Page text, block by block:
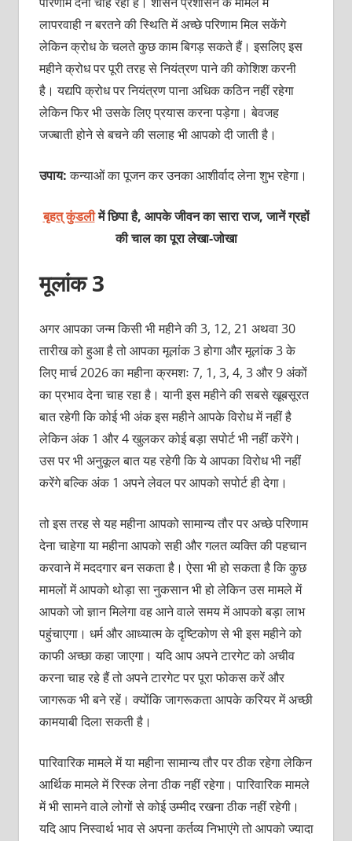
लापरवाही न बरतने की स्थिति में अच्छे परिणाम मिल सकेंगे
लेकिन क्रोध के चलते कुछ काम बिगड़ सकते हैं। इसलिए इस
महीने क्रोध पर पूरी तरह से नियंत्रण पाने की कोशिश करनी
है। यद्यपि क्रोध पर नियंत्रण पाना अधिक कठिन नहीं रहेगा
लेकिन फिर भी उसके लिए प्रयास करना पड़ेगा। बेवजह
जज्बाती होने से बचने की सलाह भी आपको दी जाती है।
उपाय:कन्याओं का पूजन कर उनका आशीर्वाद लेना शुभ रहेगा।
बृहत् कुंडलीमें छिपा है, आपके जीवन का सारा राज, जानें ग्रहों
की चाल का पूरा लेखा-जोखा
मूलांक 3
अगर आपका जन्म किसी भी महीने की 3, 12, 21 अथवा 30
तारीख को हुआ है तो आपका मूलांक 3 होगा और मूलांक 3 के
लिए मार्च 2026 का महीना क्रमशः 7, 1, 3, 4, 3 और 9 अंकों
का प्रभाव देना चाह रहा है। यानी इस महीने की सबसे खूबसूरत
बात रहेगी कि कोई भी अंक इस महीने आपके विरोध में नहीं है
लेकिन अंक 1 और 4 खुलकर कोई बड़ा सपोर्ट भी नहीं करेंगे।
उस पर भी अनुकूल बात यह रहेगी कि ये आपका विरोध भी नहीं
करेंगे बल्कि अंक 1 अपने लेवल पर आपको सपोर्ट ही देगा।
तो इस तरह से यह महीना आपको सामान्य तौर पर अच्छे परिणाम
देना चाहेगा या महीना आपको सही और गलत व्यक्ति की पहचान
करवाने में मददगार बन सकता है। ऐसा भी हो सकता है कि कुछ
मामलों में आपको थोड़ा सा नुकसान भी हो लेकिन उस मामले में
आपको जो ज्ञान मिलेगा वह आने वाले समय में आपको बड़ा लाभ
पहुंचाएगा। धर्म और आध्यात्म के दृष्टिकोण से भी इस महीने को
काफी अच्छा कहा जाएगा। यदि आप अपने टारगेट को अचीव
करना चाह रहे हैं तो अपने टारगेट पर पूरा फोकस करें और
जागरूक भी बने रहें। क्योंकि जागरूकता आपके करियर में अच्छी
कामयाबी दिला सकती है।
पारिवारिक मामले में या महीना सामान्य तौर पर ठीक रहेगा लेकिन
आर्थिक मामले में रिस्क लेना ठीक नहीं रहेगा। पारिवारिक मामले
में भी सामने वाले लोगों से कोई उम्मीद रखना ठीक नहीं रहेगी।
यदि आप निस्वार्थ भाव से अपना कर्तव्य निभाएंगे तो आपको ज्यादा